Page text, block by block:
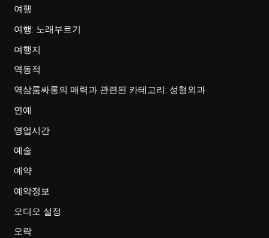
여행
여행: 노래부르기
여행지
역동적
역삼룸싸롱의 매력과 관련된 카테고리: 성형외과
연예
영업시간
예술
예약
예약정보
오디오 설정
오락